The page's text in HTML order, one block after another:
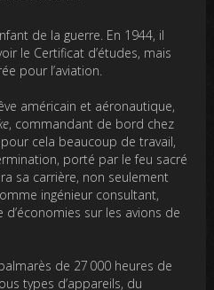
de la guerre. En 1944, il
le Certificat d’études, mais
pour l’aviation.
américain et aéronautique,
, commandant de bord chez
cela beaucoup de travail,
porté par le feu sacré
sa carrière, non seulement
ingénieur consultant,
sur les avions de
de 27 000 heures de
types d’appareils, du